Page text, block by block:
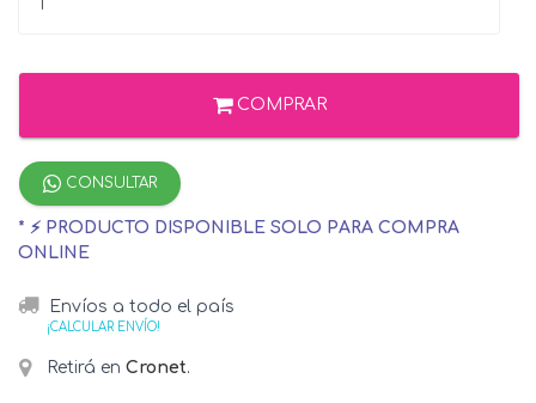
COMPRAR
CONSULTAR
* ⚡ PRODUCTO DISPONIBLE SOLO PARA COMPRA
ONLINE
Envíos a todo el país
¡CALCULAR ENVÍO!
Retirá en Cronet.